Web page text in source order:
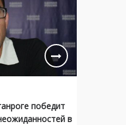
победит
в